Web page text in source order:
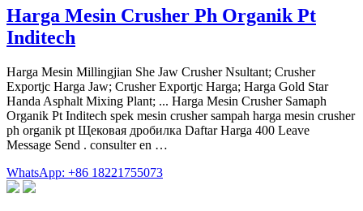
Harga Mesin Crusher Ph Organik Pt
Inditech
Harga Mesin Millingjian She Jaw Crusher Nsultant; Crusher
Exportjc Harga Jaw; Crusher Exportjc Harga; Harga Gold Star
Handa Asphalt Mixing Plant; ... Harga Mesin Crusher Samaph
Organik Pt Inditech spek mesin crusher sampah harga mesin crusher
ph organik pt Щековая дробилка Daftar Harga 400 Leave
Message Send . consulter en …
WhatsApp: +86 18221755073